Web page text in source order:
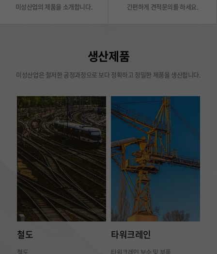
미성산업의 제품을 소개합니다. 간편하게 견적문의를 하세요.
생산제품
미성산업은 철저한 공정과정으로 보다 정확하고 정밀한 제품을 생산합니다.
철도
철도
타워크레인
타워크레인 보수 및 부품